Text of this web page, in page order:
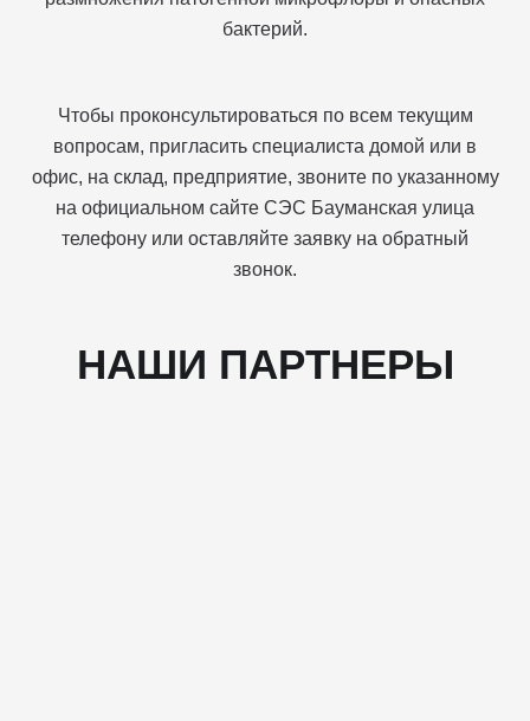
бактерий.
Чтобы проконсультироваться по всем текущим
вопросам, пригласить специалиста домой или в
офис, на склад, предприятие, звоните по указанному
на официальном сайте СЭС Бауманская улица
телефону или оставляйте заявку на обратный
звонок.
НАШИ ПАРТНЕРЫ